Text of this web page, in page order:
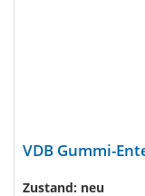
VDB Gummi-
Zustand: neu